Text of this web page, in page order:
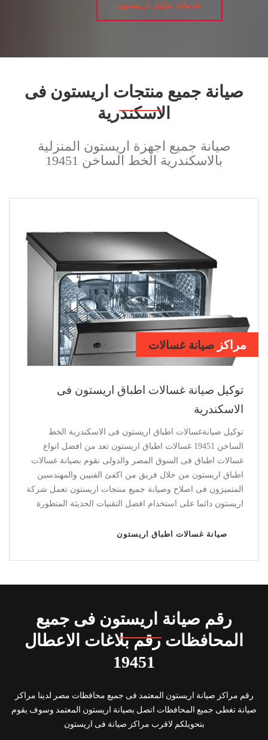
خدمات توكيل اريستون
صيانة جميع منتجات اريستون فى
الاسكندرية
صيانة جميع اجهزة اريستون المنزلية
بالاسكندرية الخط الساخن 19451
مراكز صيانة ديب فريزر
توكيل صيانة ديب فريزر اريستون فى الاسكندرية
توكيل صيانة ديب فريزر اريستون فى الاسكندرية الخط الساخن
19451 ديب فريزر اريستون يعد من افضل انواع الديب فريزر فى
السوق المصر والدولى نقوم بصيانة ديب فريزر اريستون من
خلال فريق من اكفئ الفنيين والمهندسين المتميزون فى اصلاح
وصيانة جميع منتجات اريستون تعمل شركة اريستون دائما على
استخدام افضل التقنيات الحديثة المتطورة
رقم صيانة اريستون فى جميع
المحافظات رقم بلاغات الاعطال
19451
رقم مراكز صيانة اريستون المعتمد فى جميع محافظات مصر لدينا مراكز
صيانة تغطى جميع المحافظات اتصل بصيانة اريستون المعتمد وسوف يقوم
بتحويلكم لاقرب مراكز صيانة فى اريستون